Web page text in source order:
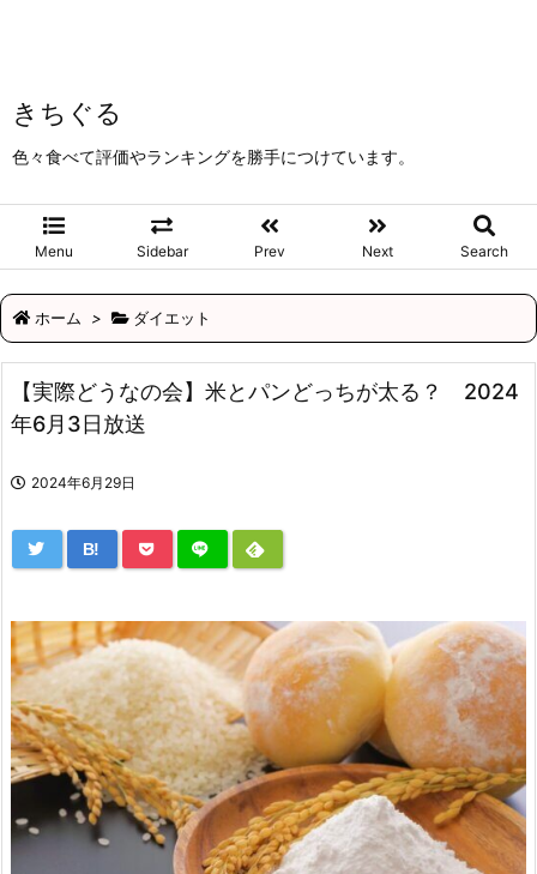
きちぐる
色々食べて評価やランキングを勝手につけています。
Menu Sidebar Prev Next Search
ホーム > ダイエット
【実際どうなの会】米とパンどっちが太る？ 2024
年6月3日放送
2024年6月29日
B!